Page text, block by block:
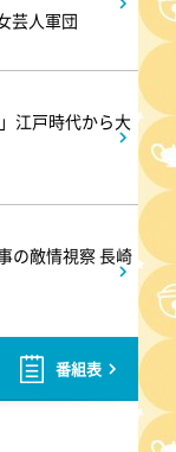
芸人軍団
江戸時代から大
の敵情視察 長崎
番組表
ょうの献
日はハム
#2